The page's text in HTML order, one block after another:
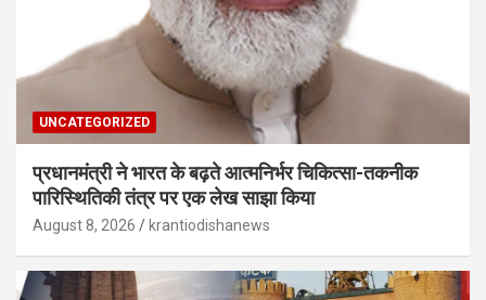
UNCATEGORIZED
प्रधानमंत्री ने भारत के बढ़ते आत्मनिर्भर चिकित्सा-तकनीक
पारिस्थितिकी तंत्र पर एक लेख साझा किया
August 8, 2026 krantiodishanews